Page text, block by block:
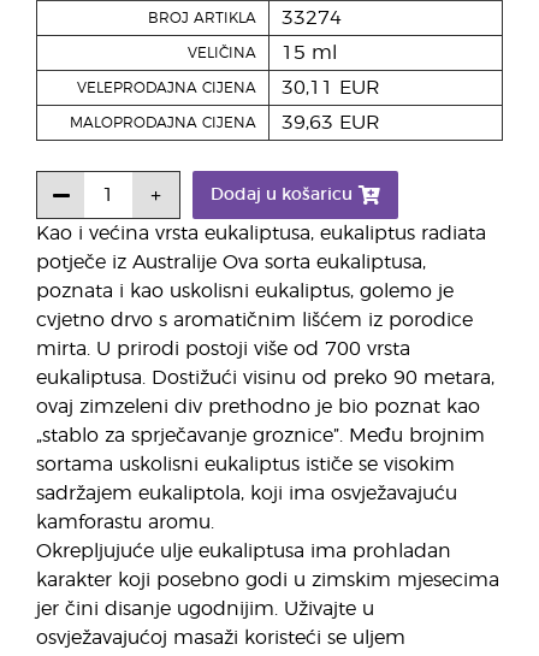
Kao i većina vrsta eukaliptusa, eukaliptus radiata
potječe iz Australije Ova sorta eukaliptusa,
poznata i kao uskolisni eukaliptus, golemo je
cvjetno drvo s aromatičnim lišćem iz porodice
mirta. U prirodi postoji više od 700 vrsta
eukaliptusa. Dostižući visinu od preko 90 metara,
ovaj zimzeleni div prethodno je bio poznat kao
„stablo za sprječavanje groznice”. Među brojnim
sortama uskolisni eukaliptus ističe se visokim
sadržajem eukaliptola, koji ima osvježavajuću
kamforastu aromu.
Okrepljujuće ulje eukaliptusa ima prohladan
karakter koji posebno godi u zimskim mjesecima
jer čini disanje ugodnijim. Uživajte u
osvježavajućoj masaži koristeći se uljem
BROJ ARTIKLA 33274
VELIČINA 15 ml
VELEPRODAJNA CIJENA 30,11 EUR
MALOPRODAJNA CIJENA 39,63 EUR
Dodaj u košaricu